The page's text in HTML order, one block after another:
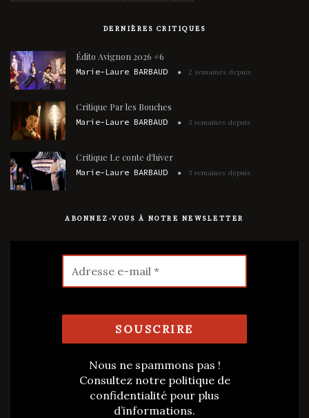
DERNIÈRES CRITIQUES
Édito Avignon 2026 #6
Marie-Laure BARBAUD 2 semaines depuis
Critique Par les Bouches
Marie-Laure BARBAUD 3 semaines depuis
Critique Le conte d'hiver
Marie-Laure BARBAUD 3 semaines depuis
ABONNEZ-VOUS À NOTRE NEWSLETTER
Nous ne spammons pas !
Consultez notre politique de
confidentialité pour plus
d’informations.